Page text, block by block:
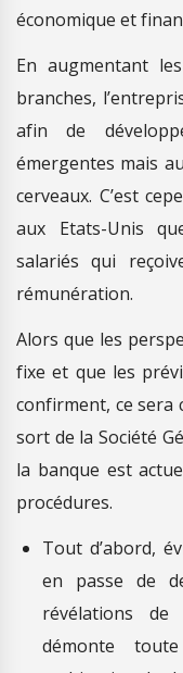
économique et
En augmentant
branches,
afin de
émergentes mais
cerveaux. C’est
aux Etats-Unis
salariés qui
rémunération.
Alors que les
fixe et que les
confirment, ce sera
sort de la Société
la banque est
procédures.
Tout d’abord,
en passe de
révélations de
démonte